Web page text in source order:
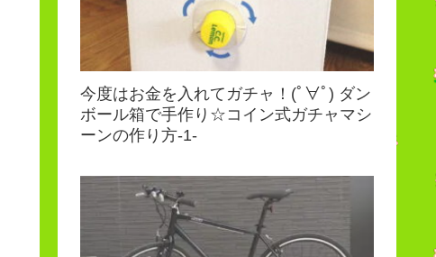
今度はお金を入れてガチャ！(ﾟ∀ﾟ) ダン
ボール箱で手作り☆コイン式ガチャマシ
ーンの作り方-1-